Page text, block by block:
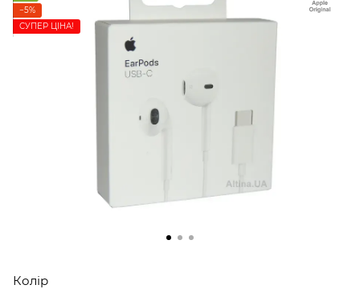
−5%
СУПЕР ЦІНА!
Колір